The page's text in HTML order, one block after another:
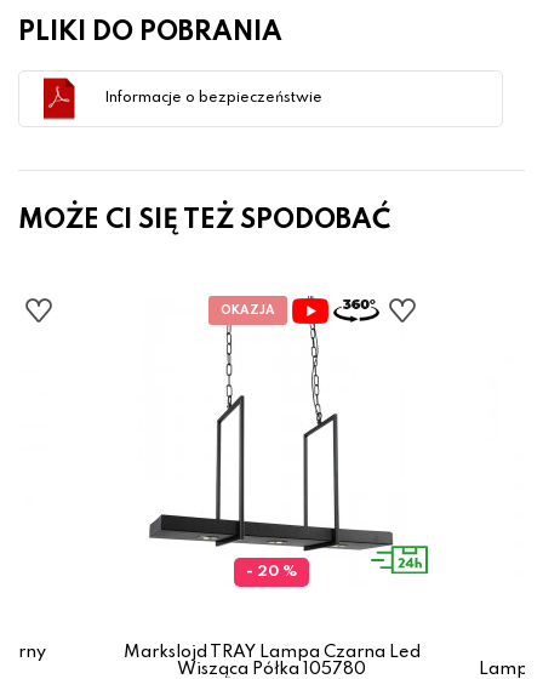
PLIKI DO POBRANIA
Informacje o bezpieczeństwie
MOŻE CI SIĘ TEŻ SPODOBAĆ
- 20 %
Markslojd TRAY Lampa Czarna Led
Wisząca Półka 105780